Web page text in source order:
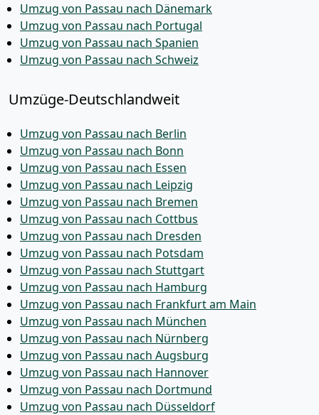
Umzug von Passau nach Dänemark
Umzug von Passau nach Portugal
Umzug von Passau nach Spanien
Umzug von Passau nach Schweiz
Umzüge-Deutschlandweit
Umzug von Passau nach Berlin
Umzug von Passau nach Bonn
Umzug von Passau nach Essen
Umzug von Passau nach Leipzig
Umzug von Passau nach Bremen
Umzug von Passau nach Cottbus
Umzug von Passau nach Dresden
Umzug von Passau nach Potsdam
Umzug von Passau nach Stuttgart
Umzug von Passau nach Hamburg
Umzug von Passau nach Frankfurt am Main
Umzug von Passau nach München
Umzug von Passau nach Nürnberg
Umzug von Passau nach Augsburg
Umzug von Passau nach Hannover
Umzug von Passau nach Dortmund
Umzug von Passau nach Düsseldorf